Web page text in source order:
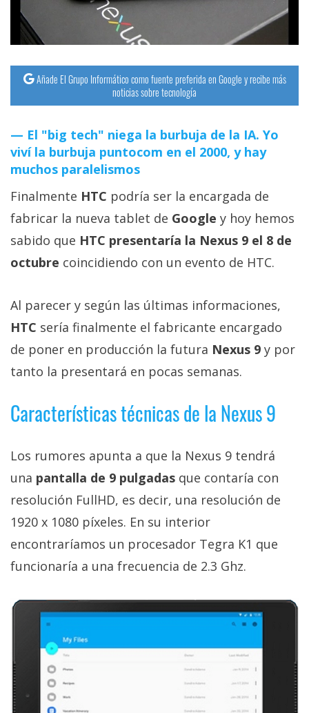
Operadores
Trucos
y
Ciberseguridad
Sistemas
operativos
Profesional
+
Más
temas
Sorteos
Foros
Contacto
/
Sobre
nosotros
/
Publicidad
/
opciones
privacidad
Aviso
Legal
Añade El Grupo Informático como fuente preferida en Google y recibe más
noticias sobre tecnología
El "big tech" niega la burbuja de la IA. Yo
viví la burbuja puntocom en el 2000, y hay
muchos paralelismos
Finalmente HTC podría ser la encargada de
fabricar la nueva tablet de Google y hoy hemos
sabido que HTC presentaría la Nexus 9 el 8 de
octubre coincidiendo con un evento de HTC.
Al parecer y según las últimas informaciones,
HTC sería finalmente el fabricante encargado
de poner en producción la futura Nexus 9 y por
tanto la presentará en pocas semanas.
Características técnicas de la Nexus 9
Los rumores apunta a que la Nexus 9 tendrá
una pantalla de 9 pulgadas que contaría con
resolución FullHD, es decir, una resolución de
1920 x 1080 píxeles. En su interior
encontraríamos un procesador Tegra K1 que
funcionaría a una frecuencia de 2.3 Ghz.